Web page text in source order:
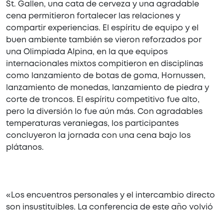
St. Gallen, una cata de cerveza y una agradable
cena permitieron fortalecer las relaciones y
compartir experiencias. El espíritu de equipo y el
buen ambiente también se vieron reforzados por
una Olimpiada Alpina, en la que equipos
internacionales mixtos compitieron en disciplinas
como lanzamiento de botas de goma, Hornussen,
lanzamiento de monedas, lanzamiento de piedra y
corte de troncos. El espíritu competitivo fue alto,
pero la diversión lo fue aún más. Con agradables
temperaturas veraniegas, los participantes
concluyeron la jornada con una cena bajo los
plátanos.
«Los encuentros personales y el intercambio directo
son insustituibles. La conferencia de este año volvió